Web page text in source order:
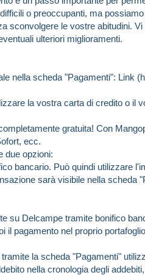
o preoccupanti, ma
sconvolgere le vostre abitudini.
ulteriori miglioramenti.
nella scheda "Pagamenti": Link
la vostra carta di credito o il
gratuita! Con
ecc.
due opzioni:
bancario. Può quindi utilizzare
sarà visibile nella scheda
su Delcampe tramite bonifico
il pagamento nel proprio
la scheda "Pagamenti"
nella cronologia degli